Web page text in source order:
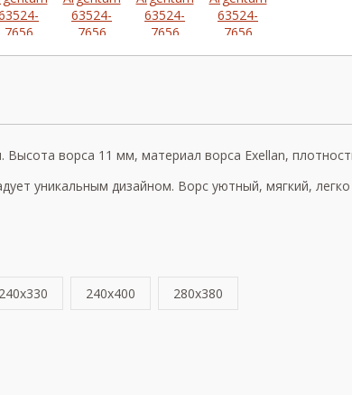
ворса 11 мм, материал ворса Exellan,
уникальным дизайном. Ворс уютный, мягкий, легко
240x330 240x400 280x380